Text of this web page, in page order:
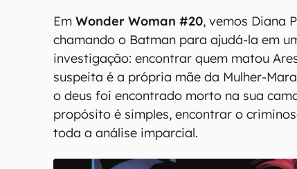
EmWonder Woman #20, vemos Diana
chamando o Batman para ajudá-la em
investigação: encontrar quem matou
suspeita é a própria mãe da Mulher-
o deus foi encontrado morto na sua
propósito é simples, encontrar o
toda a análise imparcial.